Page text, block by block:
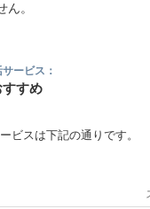
。
ービス：
すめ
ビスは下記の通りです。